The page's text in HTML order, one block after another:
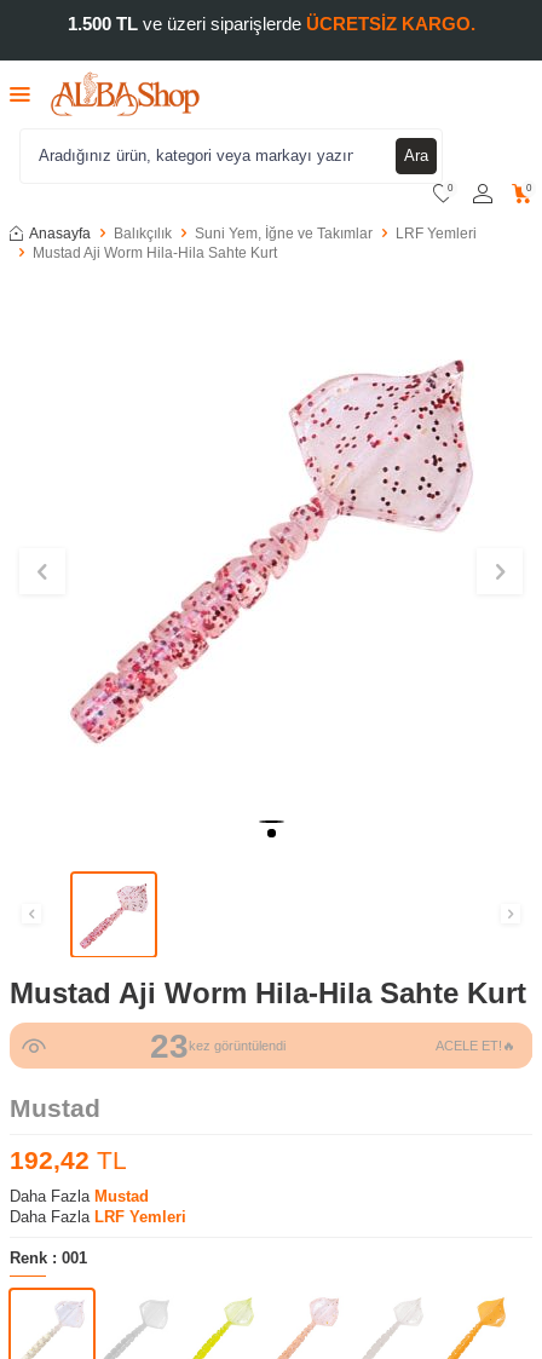
1.500 TLve üzeri siparişlerde ÜCRETSİZ KARGO.
Ara
0 0
Anasayfa Balıkçılık Suni Yem, İğne ve Takımlar
LRF Yemleri
Mustad Aji Worm Hila-Hila Sahte Kurt
Mustad Aji Worm Hila-Hila Sahte Kurt
23 kez görüntülendi
4kez satın alındı ACELE ET!🔥
Mustad
192,42 TL
Daha Fazla Mustad
Daha Fazla LRF Yemleri
Renk : 001